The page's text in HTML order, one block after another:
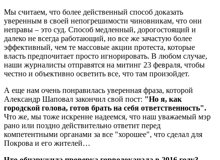
Мы считаем, что более действенный способ доказать
уверенным в своей непогрешимости чиновникам, что они
неправы – это суд. Способ медленный, дорогостоящий и
далеко не всегда работающий, но все же зачастую более
эффективный, чем те массовые акции протеста, которые
власть предпочитает просто игнорировать. В любом случае,
наши журналисты отправятся на митинг 23 февраля, чтобы
честно и объективно осветить все, что там произойдет.
А еще нам очень понравилась уверенная фраза, которой
Александр Шаповал закончил свой пост: "Но я, как
городской голова, готов брать на себя ответственность".
Что же, мы тоже искренне надеемся, что наш уважаемый мэр
рано или поздно действительно ответит перед
компетентными органами за все "хорошее", что сделал для
Покрова и его жителей…